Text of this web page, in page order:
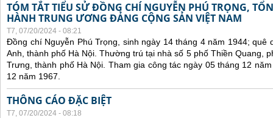
TÓM TẮT TIỂU SỬ ĐỒNG CHÍ NGUYỄN PHÚ TRỌNG,
HÀNH TRUNG ƯƠNG ĐẢNG CỘNG SẢN VIỆT NAM
T7, 07/20/2024 - 08:21
Đồng chí Nguyễn Phú Trọng, sinh ngày 14 tháng 4 năm 1944; quê
Anh, thành phố Hà Nội. Thường trú tại nhà số 5 phố Thiền Quang,
Trưng, thành phố Hà Nội. Tham gia công tác ngày 05 tháng 12
12 năm 1967.
THÔNG CÁO ĐẶC BIỆT
T7, 07/20/2024 - 08:18